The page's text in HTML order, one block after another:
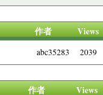
作者 Views
abc35283 2039
作者 Views